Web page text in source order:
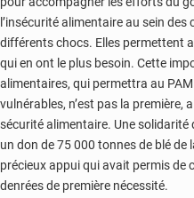
l’insécurité alimentaire au sein
différents chocs. Elles permettent
qui en ont le plus besoin. Cette
alimentaires, qui permettra au
vulnérables, n’est pas la première,
sécurité alimentaire. Une solidarité
un don de 75 000 tonnes de blé de
précieux appui qui avait permis de
denrées de première nécessité.